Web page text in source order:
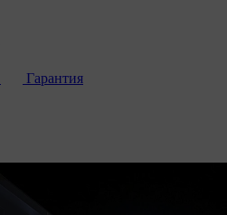
Гарантия